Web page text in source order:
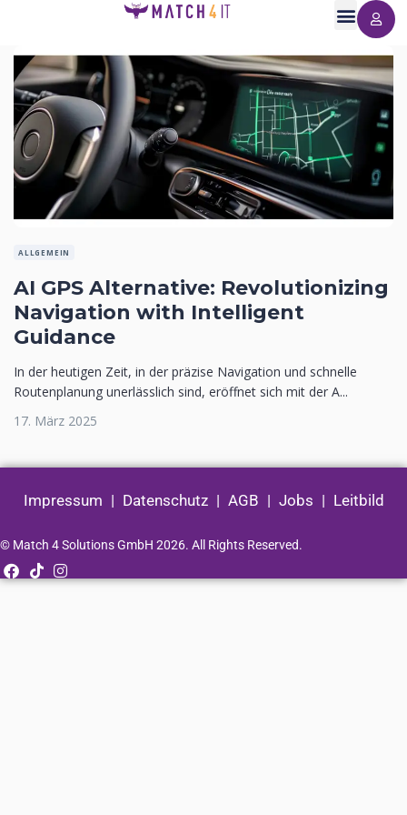
ALLGEMEIN
AI GPS Alternative: Revolutionizing
Navigation with Intelligent
Guidance
In der heutigen Zeit, in der präzise Navigation und schnelle
Routenplanung unerlässlich sind, eröffnet sich mit der A...
17. März 2025
Impressum | Datenschutz| AGB | Jobs | Leitbild
© Match 4 Solutions GmbH 2026. All Rights Reserved.